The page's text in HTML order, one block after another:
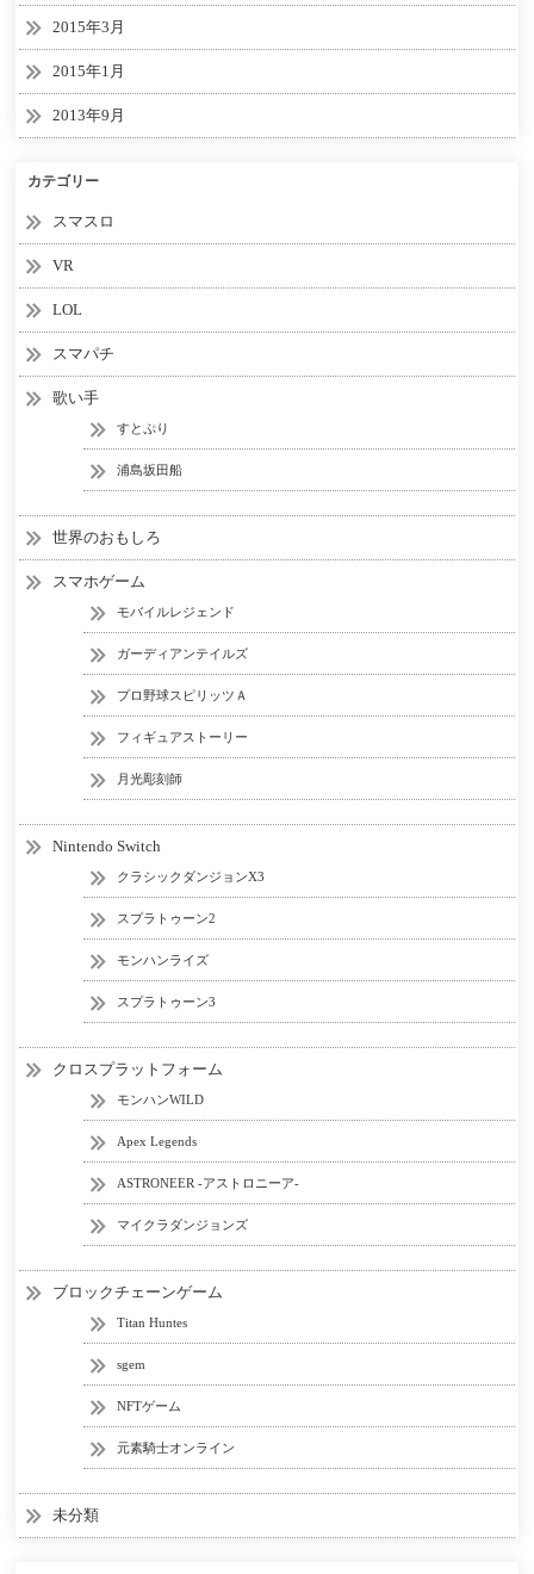
2015年3月
2015年1月
2013年9月
カテゴリー
スマスロ
VR
LOL
スマパチ
歌い手
すとぷり
浦島坂田船
世界のおもしろ
スマホゲーム
モバイルレジェンド
ガーディアンテイルズ
プロ野球スピリッツＡ
フィギュアストーリー
月光彫刻師
Nintendo Switch
クラシックダンジョンX3
スプラトゥーン2
モンハンライズ
スプラトゥーン3
クロスプラットフォーム
モンハンWILD
Apex Legends
ASTRONEER -アストロニーア-
マイクラダンジョンズ
ブロックチェーンゲーム
Titan Huntes
sgem
NFTゲーム
元素騎士オンライン
未分類